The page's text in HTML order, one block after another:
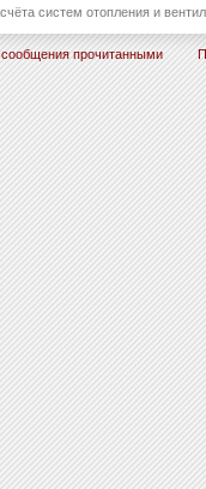
систем отопления и
прочитанными